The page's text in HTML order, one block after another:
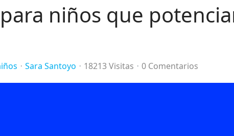
niños que
Sara Santoyo 18213 Visitas 0 Comentarios